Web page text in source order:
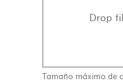
Drop
Tamaño máximo de